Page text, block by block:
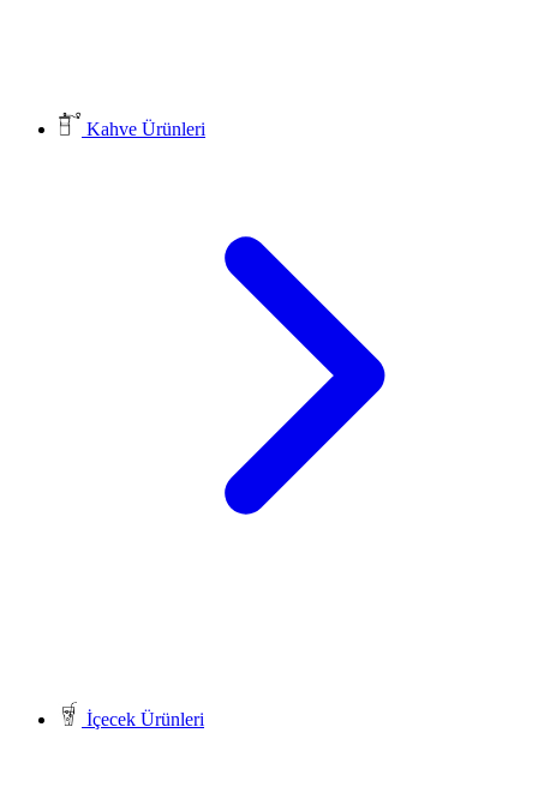
Kahve Ürünleri
İçecek Ürünleri